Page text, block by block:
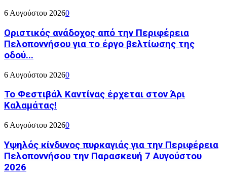
6 Αυγούστου 20260
Οριστικός ανάδοχος από την Περιφέρεια
Πελοποννήσου για το έργο βελτίωσης της
οδού...
6 Αυγούστου 20260
Το Φεστιβάλ Καντίνας έρχεται στον Άρι
Καλαμάτας!
6 Αυγούστου 20260
Υψηλός κίνδυνος πυρκαγιάς για την Περιφέρεια
Πελοποννήσου την Παρασκευή 7 Αυγούστου
2026